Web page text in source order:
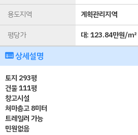
용도지역
계획관리지역
평당가
대:123.84만원/㎡
상세설명
토지 293평
건물 111평
창고시설
처마층고 8미터
트레일러 가능
민원없음